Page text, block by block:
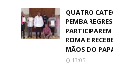
QUATRO
PEMBA
ROMA E
MÃOS DO
13:05